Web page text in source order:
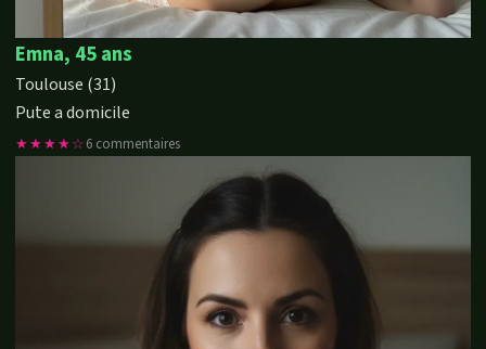
Emna, 45 ans
Toulouse (31)
Pute a domicile
★★★★☆6 commentaires